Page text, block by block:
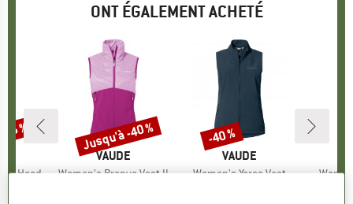
ONT ÉGALEMENT ACHETÉ
Hood
%
MARQUE
VAUDE
Article
Women's Brenva Vest II
Remise
Jusqu'à -40 %
MARQUE
VAUDE
Article
Women's Yaras Vest
Remise
-40 %
Article